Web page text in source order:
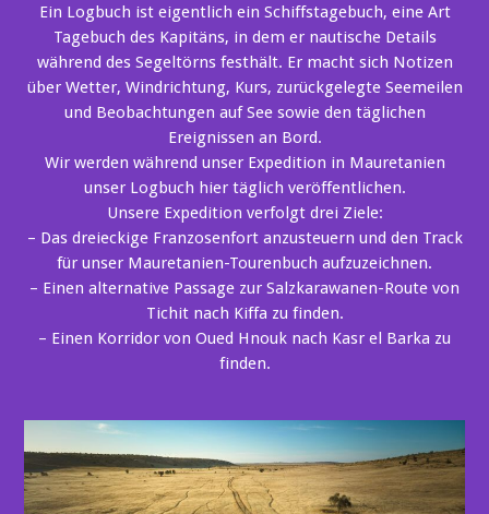
Ein Logbuch ist eigentlich ein Schiffstagebuch, eine Art
Tagebuch des Kapitäns, in dem er nautische Details
während des Segeltörns festhält. Er macht sich Notizen
über Wetter, Windrichtung, Kurs, zurückgelegte Seemeilen
und Beobachtungen auf See sowie den täglichen
Ereignissen an Bord.
Wir werden während unser Expedition in Mauretanien
unser Logbuch hier täglich veröffentlichen.
Unsere Expedition verfolgt drei Ziele:
– Das dreieckige Franzosenfort anzusteuern und den Track
für unser Mauretanien-Tourenbuch aufzuzeichnen.
– Einen alternative Passage zur Salzkarawanen-Route von
Tichit nach Kiffa zu finden.
– Einen Korridor von Oued Hnouk nach Kasr el Barka zu
finden.